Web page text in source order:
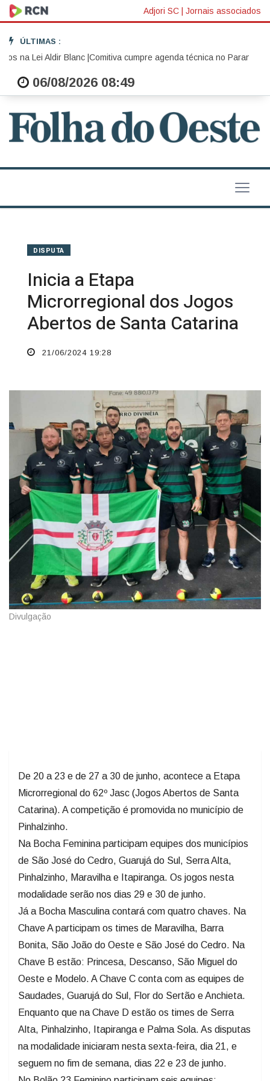
Adjori SC | Jornais associados
ÚLTIMAS :
na Lei Aldir Blanc |Comitiva cumpre agenda técnica no Paraná com
06/08/2026 08:49
DISPUTA
Inicia a Etapa
Microrregional dos Jogos
Abertos de Santa Catarina
21/06/2024 19:28
Divulgação
De 20 a 23 e de 27 a 30 de junho, acontece a Etapa
Microrregional do 62º Jasc (Jogos Abertos de Santa
Catarina). A competição é promovida no município de
Pinhalzinho.
Na Bocha Feminina participam equipes dos municípios
de São José do Cedro, Guarujá do Sul, Serra Alta,
Pinhalzinho, Maravilha e Itapiranga. Os jogos nesta
modalidade serão nos dias 29 e 30 de junho.
Já a Bocha Masculina contará com quatro chaves. Na
Chave A participam os times de Maravilha, Barra
Bonita, São João do Oeste e São José do Cedro. Na
Chave B estão: Princesa, Descanso, São Miguel do
Oeste e Modelo. A Chave C conta com as equipes de
Saudades, Guarujá do Sul, Flor do Sertão e Anchieta.
Enquanto que na Chave D estão os times de Serra
Alta, Pinhalzinho, Itapiranga e Palma Sola. As disputas
na modalidade iniciaram nesta sexta-feira, dia 21, e
seguem no fim de semana, dias 22 e 23 de junho.